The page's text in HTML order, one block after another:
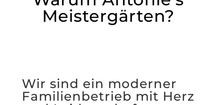
Meistergärten?
Wir sind ein moderner
Familienbetrieb mit Herz